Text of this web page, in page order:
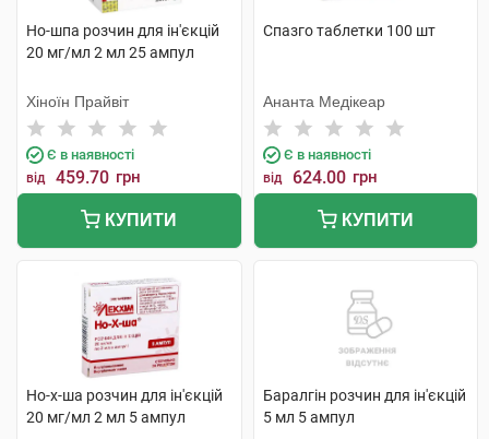
Но-шпа розчин для ін'єкцій
20 мг/мл 2 мл 25 ампул
Хіноїн Прайвіт
Є в наявності
від 459.70 грн
КУПИТИ
Спазго таблетки 100 шт
Ананта Медікеар
Є в наявності
від 624.00 грн
КУПИТИ
Но-х-ша розчин для ін'єкцій
20 мг/мл 2 мл 5 ампул
Баралгін розчин для ін'єкцій
5 мл 5 ампул